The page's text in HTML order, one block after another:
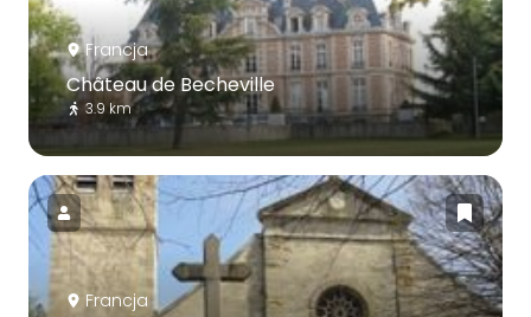
Francja
Château de Becheville
3.9 km
Francja